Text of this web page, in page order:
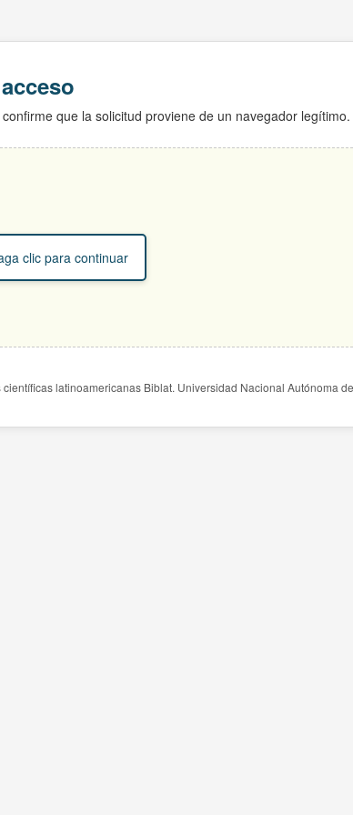
que la solicitud proviene de un navegador legítimo.
clic para continuar
científicas latinoamericanas Biblat. Universidad Nacional Autónoma